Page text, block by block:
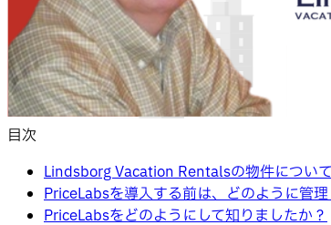
目次
Lindsborg Vacation Rentalsの物件につい
PriceLabsを導入する前は、どのように管
PriceLabsをどのようにして知りましたか？